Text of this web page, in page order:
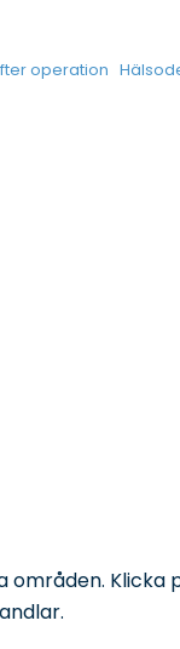
operation
områden. Klicka